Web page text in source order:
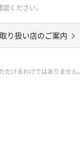
ください。
取り扱い店のご案内
けるわけではありません。